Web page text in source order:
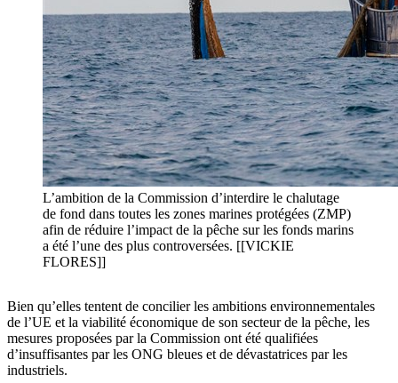
L’ambition de la Commission d’interdire le chalutage
de fond dans toutes les zones marines protégées (ZMP)
afin de réduire l’impact de la pêche sur les fonds marins
a été l’une des plus controversées. [[VICKIE
FLORES]]
Bien qu’elles tentent de concilier les ambitions environnementales
de l’UE et la viabilité économique de son secteur de la pêche, les
mesures proposées par la Commission ont été qualifiées
d’insuffisantes par les ONG bleues et de dévastatrices par les
industriels.